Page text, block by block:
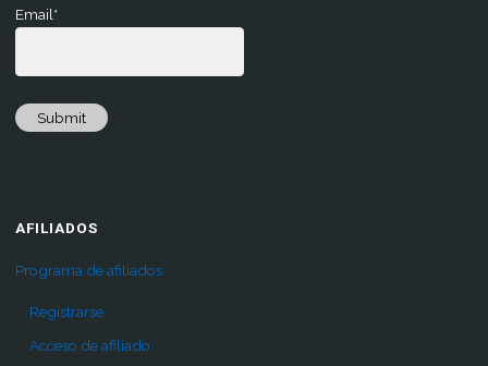
Email*
Submit
AFILIADOS
Programa de afiliados
Registrarse
Acceso de afiliado